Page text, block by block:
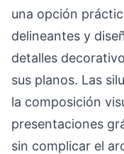
una opción
delineantes y
detalles
sus planos. Las
la composición
presentaciones
sin complicar el